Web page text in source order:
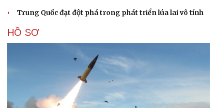
Trung Quốc đạt đột phá trong phát triển lúa lai vô tính
HỒ SƠ